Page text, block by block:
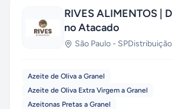
RIVES ALIMENTOS |
no Atacado
São Paulo - SPDistribuição
Azeite de Oliva a Granel
Azeite de Oliva Extra Virgem a Granel
Azeitonas Pretas a Granel